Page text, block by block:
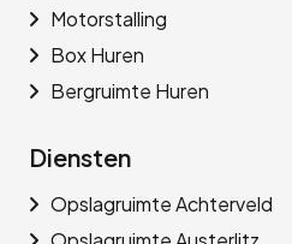
Motorstalling
Box Huren
Bergruimte Huren
Diensten
Opslagruimte Achterveld